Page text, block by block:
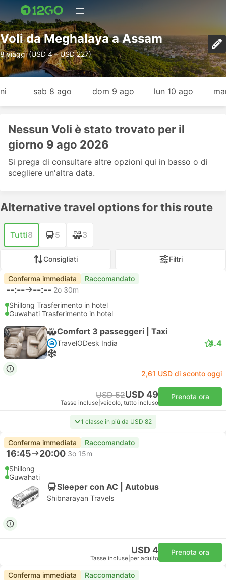
Voli da Meghalaya a Assam
8 viaggi (USD 4 – USD 227)
sab 8 ago dom 9 ago lun 10 ago
Nessun Voli è stato trovato per il
giorno 9 ago 2026
Si prega di consultare altre opzioni qui in basso o di
scegliere un'altra data.
Alternative travel options for this route
Tutti8 5 3
Consigliati Filtri
Conferma immediata Raccomandato
--:-- --:-- 2o 30m
Shillong Trasferimento in hotel
Guwahati Trasferimento in hotel
Comfort 3 passeggeri | Taxi
TravelODesk India 4.4
2,61 USD di sconto oggi
USD 52USD 49
Tasse incluse veicolo, tutto incluso
Prenota ora
1 classe in più da USD 82
Conferma immediata Raccomandato
16:45 20:00 3o 15m
Shillong
Guwahati
Sleeper con AC | Autobus
Shibnarayan Travels
USD 4
Tasse incluse per adulto
Prenota ora
Conferma immediata Raccomandato